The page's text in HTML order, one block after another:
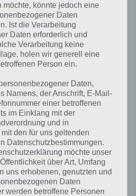
zur Lösung
möchte, könnte jedoch eine
Daten
Ist die Verarbeitung
Daten erforderlich und
Verarbeitung keine
holen wir generell eine
Person ein.
Daten,
Namens, der Anschrift, E-Mail-
einer betroffenen
im Einklang mit der
und in
den für uns geltenden
Datenschutzbestimmungen.
möchte unser
über Art, Umfang
uns erhobenen, genutzten und
Daten
werden betroffene Personen